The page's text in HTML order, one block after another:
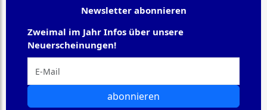
Newsletter abonnieren
Zweimal im Jahr Infos über unsere
Neuerscheinungen!
abonnieren